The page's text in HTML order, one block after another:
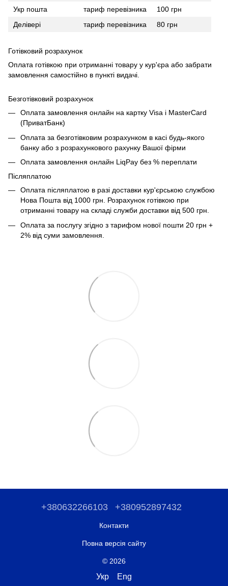
Укр пошта
тариф перевізника
100 грн
Делівері
тариф перевізника 80 грн
Готівковий розрахунок
Оплата готівкою при отриманні товару у кур'єра або забрати
замовлення самостійно в пункті видачі.
Безготівковий розрахунок
Оплата замовлення онлайн на картку Visa і MasterCard
(ПриватБанк)
Оплата за безготівковим розрахунком в касі будь-якого
банку або з розрахункового рахунку Вашої фірми
Оплата замовлення онлайн LiqPay без % переплати
Післяплатою
Оплата післяплатою в разі доставки кур'єрською службою
Нова Пошта від 1000 грн. Розрахунок готівкою при
отриманні товару на складі служби доставки від 500 грн.
Оплата за послугу згідно з тарифом нової пошти 20 грн +
2% від суми замовлення.
+380632266103 +380952897432
Контакти
Повна версія сайту
© 2026
Укр Eng